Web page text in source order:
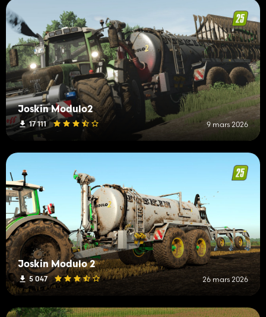
Joskin Modulo2
17 111 9 mars 2026
Joskin Modulo 2
5 047 26 mars 2026